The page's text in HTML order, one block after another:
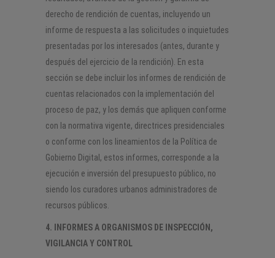
derecho de rendición de cuentas, incluyendo un
informe de respuesta a las solicitudes o inquietudes
presentadas por los interesados (antes, durante y
después del ejercicio de la rendición). En esta
sección se debe incluir los informes de rendición de
cuentas relacionados con la implementación del
proceso de paz, y los demás que apliquen conforme
con la normativa vigente, directrices presidenciales
o conforme con los lineamientos de la Política de
Gobierno Digital, estos informes, corresponde a la
ejecución e inversión del presupuesto público, no
siendo los curadores urbanos administradores de
recursos públicos.
4. INFORMES A ORGANISMOS DE INSPECCIÓN,
VIGILANCIA Y CONTROL